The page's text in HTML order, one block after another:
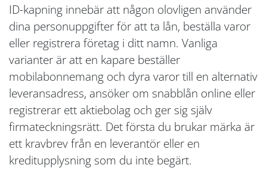
ID-kapning innebär att någon olovligen använder
dina personuppgifter för att ta lån, beställa varor
eller registrera företag i ditt namn. Vanliga
varianter är att en kapare beställer
mobilabonnemang och dyra varor till en alternativ
leveransadress, ansöker om snabblån online eller
registrerar ett aktiebolag och ger sig själv
firmateckningsrätt. Det första du brukar märka är
ett kravbrev från en leverantör eller en
kreditupplysning som du inte begärt.